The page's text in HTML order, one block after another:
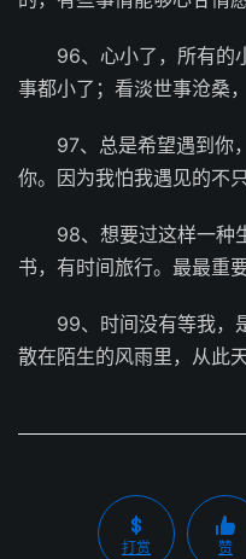
96、心小了，所有的
事都小了；看淡世事沧桑
97、总是希望遇到你
你。因为我怕我遇见的不
98、想要过这样一种
书，有时间旅行。最最重
99、时间没有等我，
散在陌生的风雨里，从此
打赏 赞